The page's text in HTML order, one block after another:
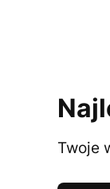
Twoje